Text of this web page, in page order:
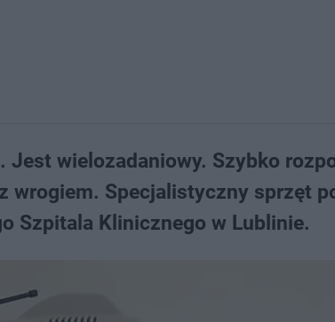
Jest wielozadaniowy. Szybko
wrogiem. Specjalistyczny sprzęt
Szpitala Klinicznego w Lublinie.